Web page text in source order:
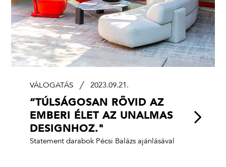
VÁLOGATÁS 2023.09.21.
“TÚLSÁGOSAN RÖVID AZ
EMBERI ÉLET AZ UNALMAS
DESIGNHOZ."
Statement darabok Pécsi Balázs ajánlásával